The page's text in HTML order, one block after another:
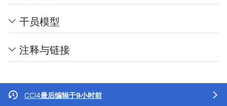
干员模型
注释与链接
CCl4最后编辑于9小时前